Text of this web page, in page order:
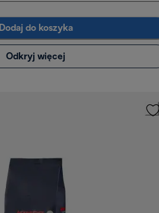
Dodaj do koszyka
Odkryj więcej